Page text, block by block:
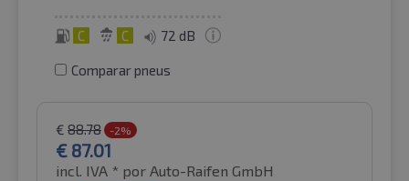
C C 72 dB
Comparar pneus
€ 88.78 -2%
€ 87.01
incl. IVA * por Auto-Raifen GmbH